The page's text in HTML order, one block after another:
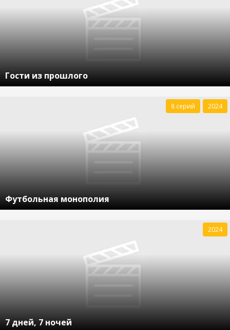
Гости из прошлого
Футбольная монополия
8 серий 2024
7 дней, 7 ночей
2024